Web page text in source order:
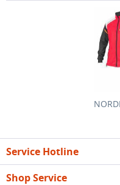
Service Hotline
Shop Service